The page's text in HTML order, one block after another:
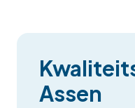
Assen